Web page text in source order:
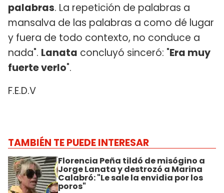
palabras. La repetición de palabras a
mansalva de las palabras a como dé lugar
y fuera de todo contexto, no conduce a
nada". Lanata concluyó sinceró: "Era muy
fuerte verlo".
F.E.D.V
TAMBIÉN TE PUEDE INTERESAR
Florencia Peña tildó de misógino a
Jorge Lanata y destrozó a Marina
Calabró: "Le sale la envidia por los
poros"